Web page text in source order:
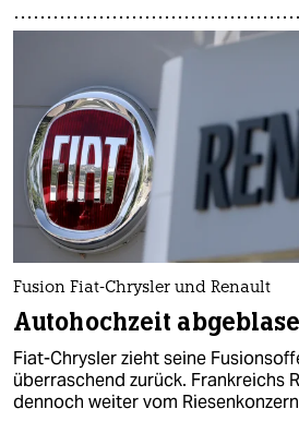
Fusion Fiat-Chrysler und Renault
Autohochzeit
Fiat-Chrysler zieht seine
überraschend zurück. Frankreichs
dennoch weiter vom